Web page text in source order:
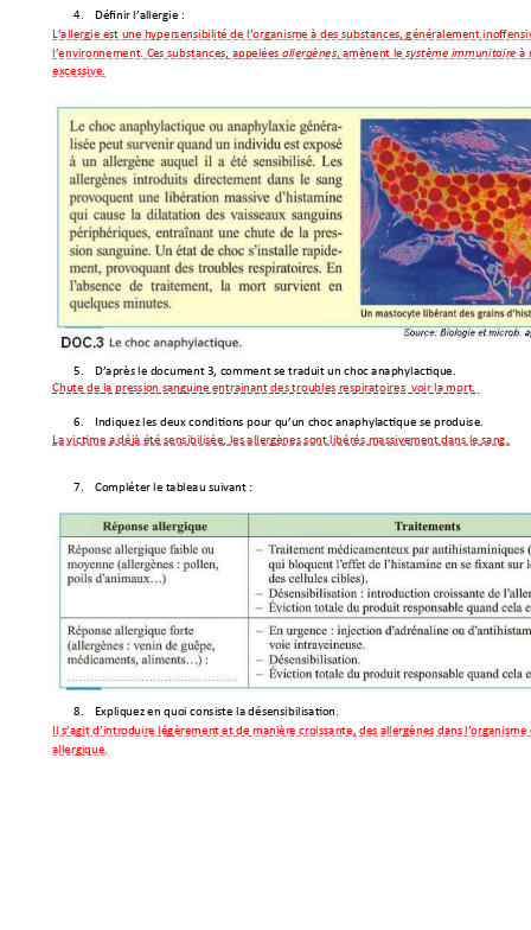
4. Définir l’all ergie :
L’allergie est une hypersensibilité de l’organisme à des substances, généralement
l’environnement. Ces substances, appelées allergènes, amènent le système immunitaire à
excessive.
5. D’après le document 3, comment se traduit un choc anaphylactique.
Chute de la pression sanguine entrainant des troubles respiratoires voir la mort.
6. Indiquez les deux conditions pour qu’un choc anaphylactique se produise.
La victime a déjà été sensibilisée, les allergènes sont libérés massivement dans le sang.
7. Compléter le tableau suivant :
8. Expliquez en quoi consiste la désensibilisation.
Il s’agit d’introduire légèrement et de manière croissante, des allergènes dans l’organisme
allergique.